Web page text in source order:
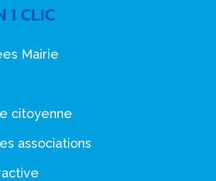
1 CLIC
Mairie
citoyenne
associations